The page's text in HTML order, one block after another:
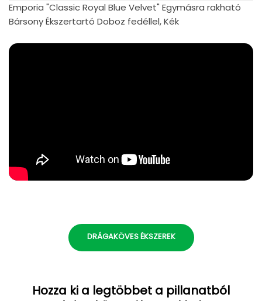
Emporia "Classic Royal Blue Velvet" Egymásra rakható
Bársony Ékszertartó Doboz fedéllel, Kék
DRÁGAKÖVES ÉKSZEREK
Hozza ki a legtöbbet a pillanatból